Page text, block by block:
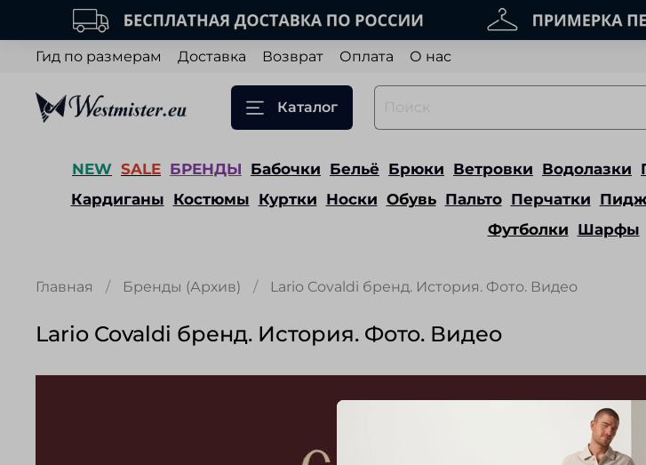
Гид по размерам Доставка Возврат Оплата О нас
Каталог
NEW SALE БРЕНДЫ Бабочки Бельё Брюки Ветровки Водолазки
Кардиганы Костюмы Куртки Носки Обувь Пальто Перчатки
Футболки Шарфы
Главная Бренды (Архив) Lario Covaldi бренд. История. Фото. Видео
Lario Covaldi бренд. История. Фото. Видео